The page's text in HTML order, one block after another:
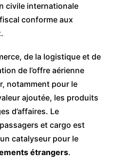
civile internationale
conforme aux
de la logistique et de
de l’offre aérienne
notamment pour le
ajoutée, les produits
d’affaires. Le
et cargo est
catalyseur pour le
étrangers.